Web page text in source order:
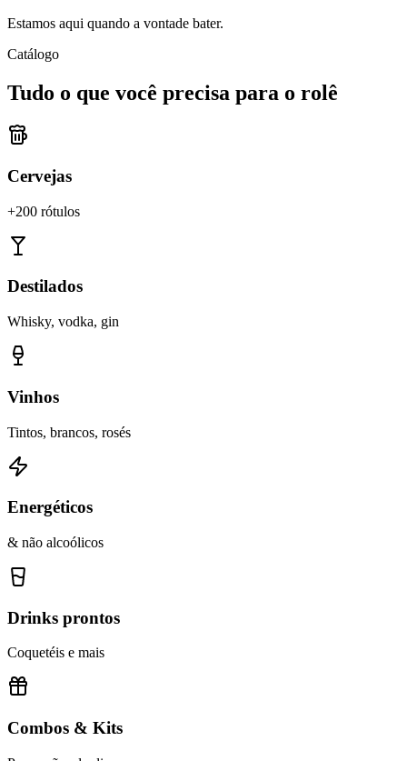
Estamos aqui quando a vontade bater.
Catálogo
Tudo o que você precisa para o rolê
Cervejas
+200 rótulos
Destilados
Whisky, vodka, gin
Vinhos
Tintos, brancos, rosés
Energéticos
& não alcoólicos
Drinks prontos
Coquetéis e mais
Combos & Kits